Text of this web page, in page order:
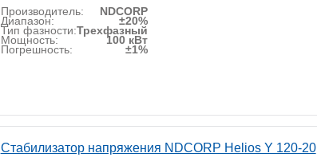
Производитель: NDCORP
Диапазон: ±20%
Тип фазности:Трехфазный
Мощность: 100 кВт
Погрешность: ±1%
Стабилизатор напряжения NDCORP Helios Y 120-20